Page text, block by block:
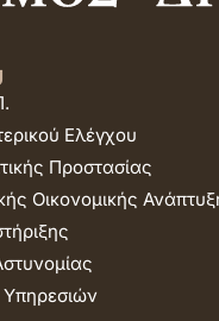
Ελέγχου
Προστασίας
Οικονομικής
Υπηρεσιών